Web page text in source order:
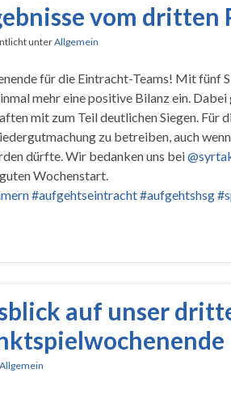
vom
unterAllgemein
für die Eintracht-Teams! Mit fünf
mehr eine positive Bilanz ein.
mit zum Teil deutlichen Siegen.
zu betreiben, auch
dürfte. Wir bedanken uns bei
Wochenstart.
#aufgehtseintracht#aufgehtshsg
auf unser
Allgemein